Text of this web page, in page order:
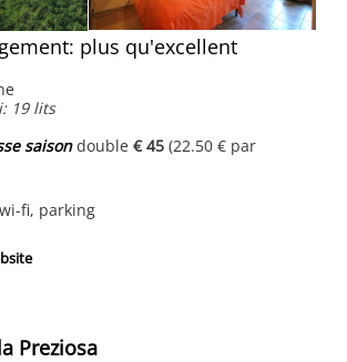
plus qu'excellent
19 lits
saisondouble€ 45 (22.50 € par
fi, parking
Preziosa